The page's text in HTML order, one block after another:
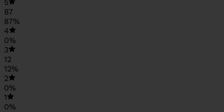
5
87
87%
4
0%
3
12
12%
2
0%
1
0%